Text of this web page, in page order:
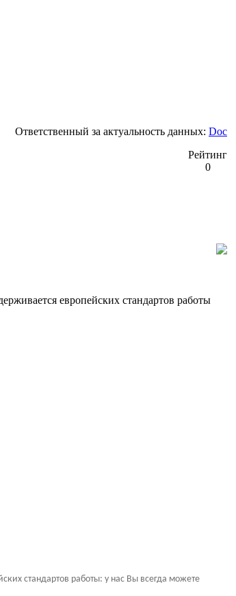
Ответственный за актуальность данных: Doc
Рейтинг
0
европейских стандартов работы
стандартов работы: у нас Вы всегда можете